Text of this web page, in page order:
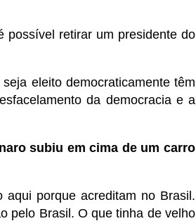
possível retirar um presidente do
eleito democraticamente têm
da democracia e a
subiu em cima de um carro
porque acreditam no Brasil.
pelo Brasil. O que tinha de velho